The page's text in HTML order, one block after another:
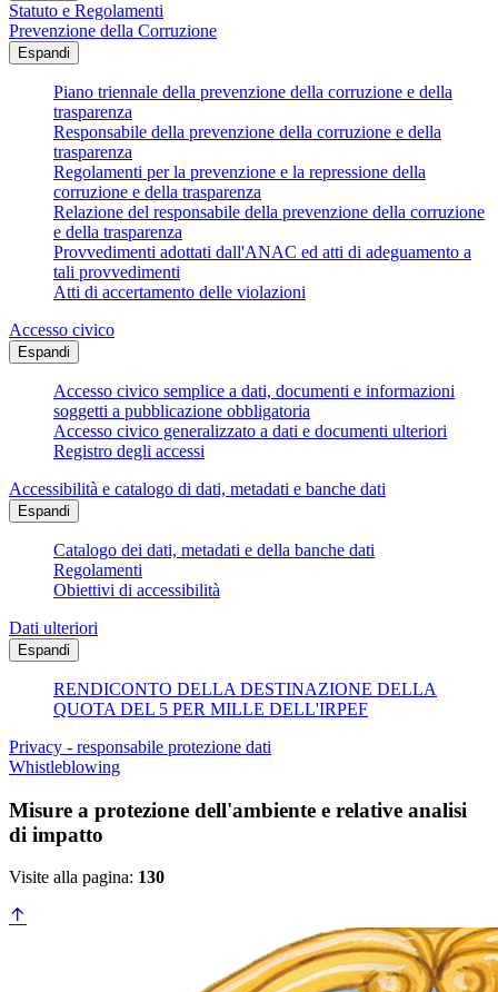
Statuto e Regolamenti
Prevenzione della Corruzione
Espandi
Piano triennale della prevenzione della corruzione e della
trasparenza
Responsabile della prevenzione della corruzione e della
trasparenza
Regolamenti per la prevenzione e la repressione della
corruzione e della trasparenza
Relazione del responsabile della prevenzione della corruzione
e della trasparenza
Provvedimenti adottati dall'ANAC ed atti di adeguamento a
tali provvedimenti
Atti di accertamento delle violazioni
Accesso civico
Espandi
Accesso civico semplice a dati, documenti e informazioni
soggetti a pubblicazione obbligatoria
Accesso civico generalizzato a dati e documenti ulteriori
Registro degli accessi
Accessibilità e catalogo di dati, metadati e banche dati
Espandi
Catalogo dei dati, metadati e della banche dati
Regolamenti
Obiettivi di accessibilità
Dati ulteriori
Espandi
RENDICONTO DELLA DESTINAZIONE DELLA
QUOTA DEL 5 PER MILLE DELL'IRPEF
Privacy - responsabile protezione dati
Whistleblowing
Misure a protezione dell'ambiente e relative analisi
di impatto
Visite alla pagina: 130